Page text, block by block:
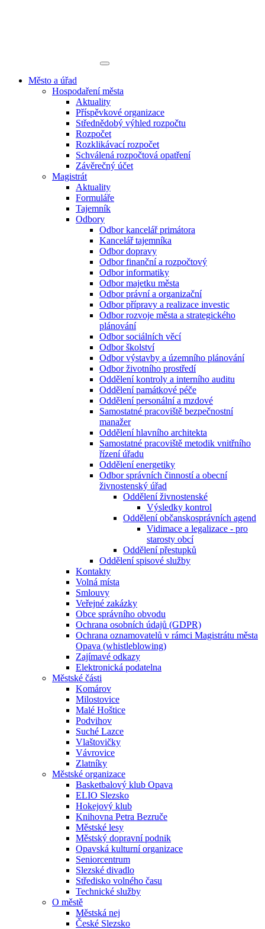
Město a úřad
Hospodaření města
Aktuality
Příspěvkové organizace
Střednědobý výhled rozpočtu
Rozpočet
Rozklikávací rozpočet
Schválená rozpočtová opatření
Závěrečný účet
Magistrát
Aktuality
Formuláře
Tajemník
Odbory
Odbor kancelář primátora
Kancelář tajemníka
Odbor dopravy
Odbor finanční a rozpočtový
Odbor informatiky
Odbor majetku města
Odbor právní a organizační
Odbor přípravy a realizace investic
Odbor rozvoje města a strategického
plánování
Odbor sociálních věcí
Odbor školství
Odbor výstavby a územního plánování
Odbor životního prostředí
Oddělení kontroly a interního auditu
Oddělení památkové péče
Oddělení personální a mzdové
Samostatné pracoviště bezpečnostní
manažer
Oddělení hlavního architekta
Samostatné pracoviště metodik vnitřního
řízení úřadu
Oddělení energetiky
Odbor správních činností a obecní
živnostenský úřad
Oddělení živnostenské
Výsledky kontrol
Oddělení občanskosprávních agend
Vidimace a legalizace - pro
starosty obcí
Oddělení přestupků
Oddělení spisové služby
Kontakty
Volná místa
Smlouvy
Veřejné zakázky
Obce správního obvodu
Ochrana osobních údajů (GDPR)
Ochrana oznamovatelů v rámci Magistrátu města
Opava (whistleblowing)
Zajímavé odkazy
Elektronická podatelna
Městské části
Komárov
Milostovice
Malé Hoštice
Podvihov
Suché Lazce
Vlaštovičky
Vávrovice
Zlatníky
Městské organizace
Basketbalový klub Opava
ELIO Slezsko
Hokejový klub
Knihovna Petra Bezruče
Městské lesy
Městský dopravní podnik
Opavská kulturní organizace
Seniorcentrum
Slezské divadlo
Středisko volného času
Technické služby
O městě
Městská nej
České Slezsko